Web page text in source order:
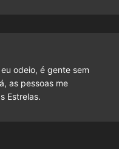
odeio, é gente sem
as pessoas me
Estrelas.